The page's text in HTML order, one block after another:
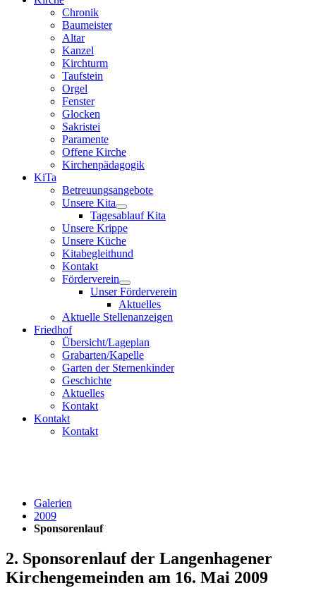
Chronik
Baumeister
Altar
Kanzel
Kirchturm
Taufstein
Orgel
Fenster
Glocken
Sakristei
Paramente
Offene Kirche
Kirchenpädagogik
KiTa
Betreuungsangebote
Unsere Kita
Tagesablauf Kita
Unsere Krippe
Unsere Küche
Kitabegleithund
Kontakt
Förderverein
Unser Förderverein
Aktuelles
Aktuelle Stellenanzeigen
Friedhof
Übersicht/Lageplan
Grabarten/Kapelle
Garten der Sternenkinder
Geschichte
Aktuelles
Kontakt
Kontakt
Kontakt
Galerien
2009
Sponsorenlauf
2. Sponsorenlauf der Langenhagener
Kirchengemeinden am 16. Mai 2009